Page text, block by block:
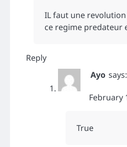
IL faut une
ce regime predateur
Reply
Ayo says:
February
True